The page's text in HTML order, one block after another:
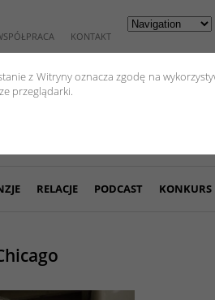
z Witryny oznacza zgodę na
przeglądarki.
KONTAKT
RELACJE PODCAST KONKURS